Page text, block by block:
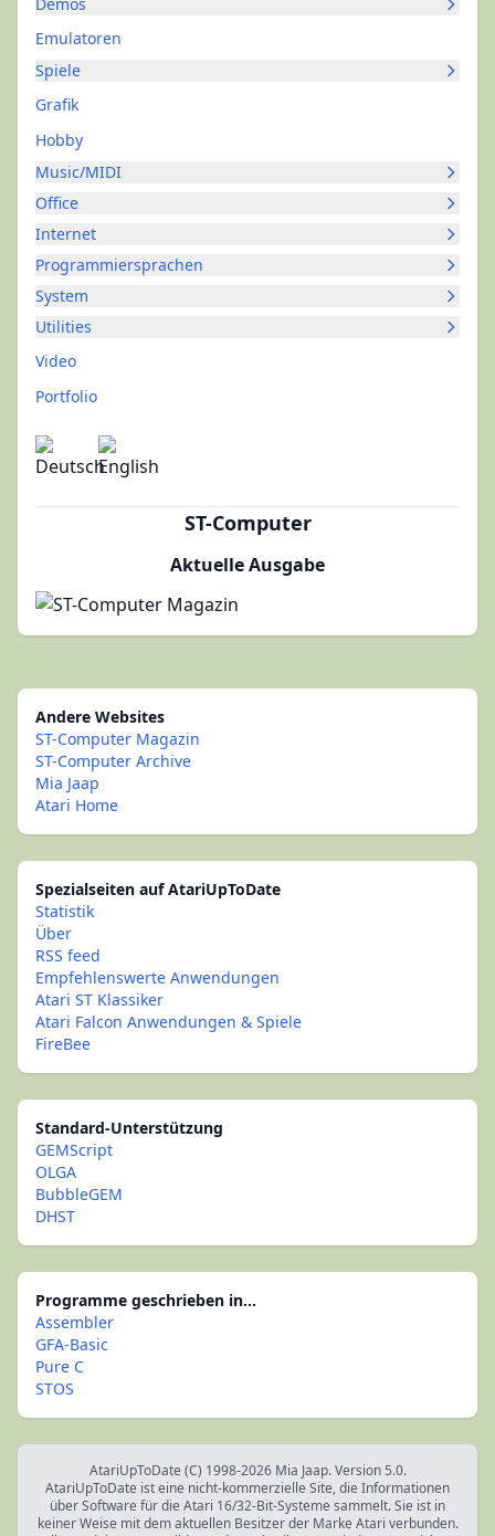
Emulatoren
Spiele
Grafik
Hobby
Music/MIDI
Office
Internet
Programmiersprachen
System
Utilities
Video
Portfolio
ST-Computer
Aktuelle Ausgabe
Andere Websites
ST-Computer Magazin
ST-Computer Archive
Mia Jaap
Atari Home
Spezialseiten auf AtariUpToDate
Statistik
Über
RSS feed
Empfehlenswerte Anwendungen
Atari ST Klassiker
Atari Falcon Anwendungen & Spiele
FireBee
Standard-Unterstützung
GEMScript
OLGA
BubbleGEM
DHST
Programme geschrieben in...
Assembler
GFA-Basic
Pure C
STOS
AtariUpToDate (C) 1998-2026 Mia Jaap. Version 5.0.
AtariUpToDate ist eine nicht-kommerzielle Site, die Informationen
über Software für die Atari 16/32-Bit-Systeme sammelt. Sie ist in
keiner Weise mit dem aktuellen Besitzer der Marke Atari verbunden.